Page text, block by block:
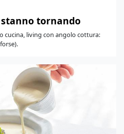
tornando
cucina, living con angolo cottura: